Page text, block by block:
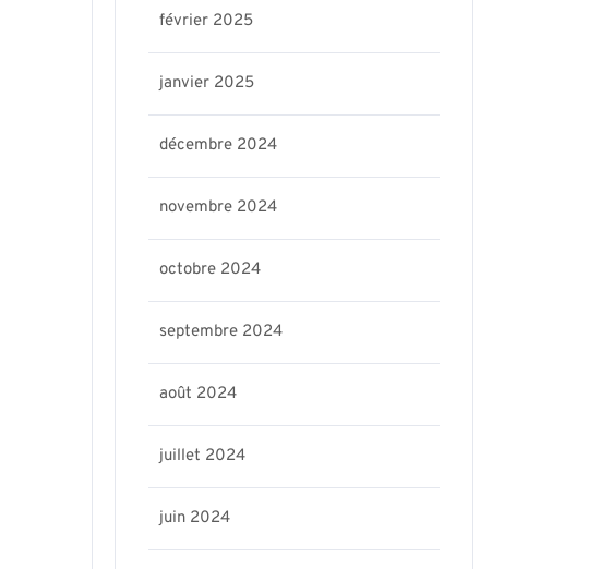
février 2025
janvier 2025
décembre 2024
novembre 2024
octobre 2024
septembre 2024
août 2024
juillet 2024
juin 2024